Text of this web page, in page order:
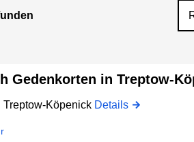
Gedenkorten in Treptow-
Treptow-Köpenick Details